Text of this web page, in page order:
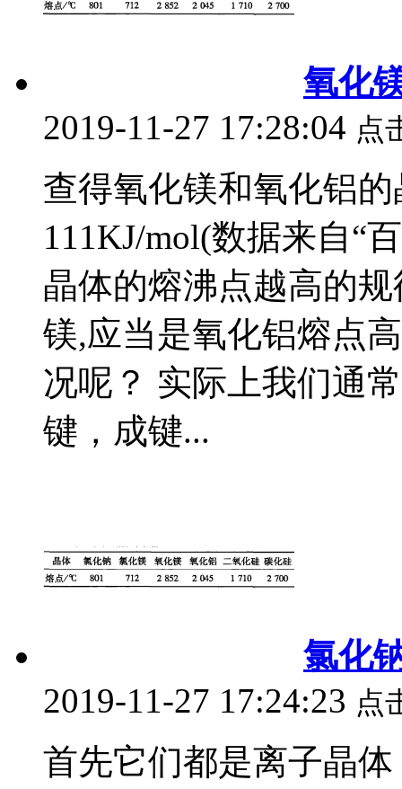
氧化
2019-11-27 17:28:04 点
查得氧化镁和氧化铝
111KJ/mol(数据来自“
晶体的熔沸点越高的
镁,应当是氧化铝熔点
况呢？ 实际上我们通
键，成键...
氯化
2019-11-27 17:24:23 点
首先它们都是离子晶